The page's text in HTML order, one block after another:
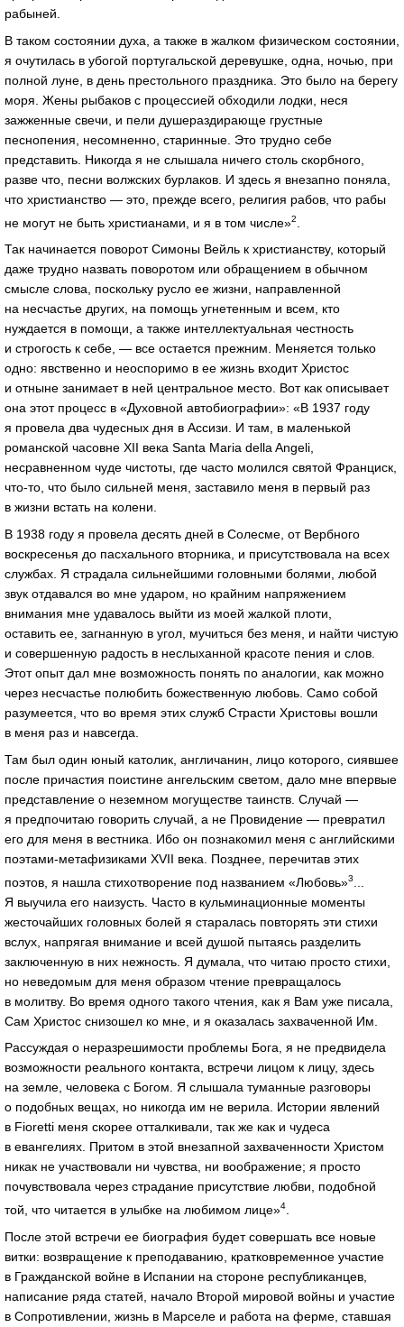
рабыней.
В таком состоянии духа, а также в жалком физическом состоянии,
я очутилась в убогой португальской деревушке, одна, ночью, при
полной луне, в день престольного праздника. Это было на берегу
моря. Жены рыбаков с процессией обходили лодки, неся
зажженные свечи, и пели душераздирающе грустные
песнопения, несомненно, старинные. Это трудно себе
представить. Никогда я не слышала ничего столь скорбного,
разве что, песни волжских бурлаков. И здесь я внезапно поняла,
что христианство — это, прежде всего, религия рабов, что рабы
не могут не быть христианами, и я в том числе»2
Так начинается поворот Симоны Вейль к христианству, который
даже трудно назвать поворотом или обращением в обычном
смысле слова, поскольку русло ее жизни, направленной
на несчастье других, на помощь угнетенным и всем, кто
нуждается в помощи, а также интеллектуальная честность
и строгость к себе, — все остается прежним. Меняется только
одно: явственно и неоспоримо в ее жизнь входит Христос
и отныне занимает в ней центральное место. Вот как описывает
она этот процесс в «Духовной автобиографии»: «В 1937 году
я провела два чудесных дня в Ассизи. И там, в маленькой
романской часовне XII века Santa Maria della Angeli,
несравненном чуде чистоты, где часто молился святой Франциск,
что-то, что было сильней меня, заставило меня в первый раз
в жизни встать на колени.
В 1938 году я провела десять дней в Солесме, от Вербного
воскресенья до пасхального вторника, и присутствовала на всех
службах. Я страдала сильнейшими головными болями, любой
звук отдавался во мне ударом, но крайним напряжением
внимания мне удавалось выйти из моей жалкой плоти,
оставить ее, загнанную в угол, мучиться без меня, и найти чистую
и совершенную радость в неслыханной красоте пения и слов.
Этот опыт дал мне возможность понять по аналогии, как можно
через несчастье полюбить божественную любовь. Само собой
разумеется, что во время этих служб Страсти Христовы вошли
в меня раз и навсегда.
Там был один юный католик, англичанин, лицо которого, сиявшее
после причастия поистине ангельским светом, дало мне впервые
представление о неземном могуществе таинств. Случай —
я предпочитаю говорить случай, а не Провидение — превратил
его для меня в вестника. Ибо он познакомил меня с английскими
поэтами-метафизиками XVII века. Позднее, перечитав этих
поэтов, я нашла стихотворение под названием «Любовь»3
Я выучила его наизусть. Часто в кульминационные моменты
жесточайших головных болей я старалась повторять эти стихи
вслух, напрягая внимание и всей душой пытаясь разделить
заключенную в них нежность. Я думала, что читаю просто стихи,
но неведомым для меня образом чтение превращалось
в молитву. Во время одного такого чтения, как я Вам уже писала,
Сам Христос снизошел ко мне, и я оказалась захваченной Им.
Рассуждая о неразрешимости проблемы Бога, я не предвидела
возможности реального контакта, встречи лицом к лицу, здесь
на земле, человека с Богом. Я слышала туманные разговоры
о подобных вещах, но никогда им не верила. Истории явлений
в Fioretti меня скорее отталкивали, так же как и чудеса
в евангелиях. Притом в этой внезапной захваченности Христом
никак не участвовали ни чувства, ни воображение; я просто
почувствовала через страдание присутствие любви, подобной
той, что читается в улыбке на любимом лице»4.
После этой встречи ее биография будет совершать все новые
витки: возвращение к преподаванию, кратковременное участие
в Гражданской войне в Испании на стороне республиканцев,
написание ряда статей, начало Второй мировой войны и участие
в Сопротивлении, жизнь в Марселе и работа на ферме, ставшая